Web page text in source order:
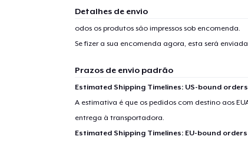
Detalhes de envio
odos os produtos são impressos sob encomenda.
Se fizer a sua encomenda agora, esta será
Prazos de envio padrão
Estimated Shipping Timelines: US-bound orders
A estimativa é que os pedidos com destino aos
entrega à transportadora.
Estimated Shipping Timelines: EU-bound orders